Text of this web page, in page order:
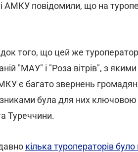
АМКУ повідомили, що на
того, що цей же
"МАУ" і "Роза вітрів", з
є багато звернень
була для них ключовою
Туреччини.
кілька туроператорів